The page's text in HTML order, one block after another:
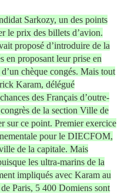
Sarkozy, un des points
le prix des billets d’avion.
proposé d’introduire de la
en proposant leur prise en
chèque congés. Mais tout
Karam, délégué
des Français d’outre-
de la section Ville de
sur ce point. Premier exercice
pour le DIECFOM,
de la capitale. Mais
les ultra-marins de la
impliqués avec Karam au
Paris, 5 400 Domiens sont